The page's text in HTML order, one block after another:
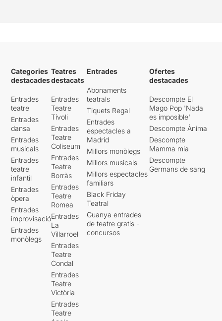
Categories
destacades
Entrades
teatre
Entrades
dansa
Entrades
musicals
Entrades
teatre
infantil
Entrades
òpera
Entrades
improvisació
Entrades
monòlegs
Teatres
destacats
Entrades
Teatre
Tívoli
Entrades
Teatre
Coliseum
Entrades
Teatre
Borràs
Entrades
Teatre
Romea
Entrades
La
Villarroel
Entrades
Teatre
Condal
Entrades
Teatre
Victòria
Entrades
Teatre
Entrades
Abonaments
teatrals
Tiquets Regal
Entrades
espectacles a
Madrid
Millors monòlegs
Millors musicals
Millors espectacles
familiars
Black Friday
Teatral
Guanya entrades
de teatre gratis -
concursos
Ofertes
destacades
Descompte El
Mago Pop 'Nada
es imposible'
Descompte Ànima
Descompte
Mamma mia
Descompte
Germans de sang